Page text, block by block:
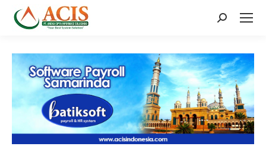
Search: